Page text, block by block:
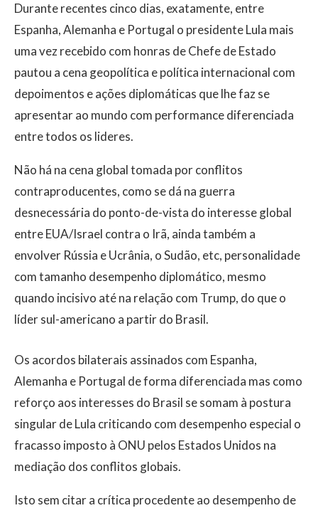
Durante recentes cinco dias, exatamente, entre
Espanha, Alemanha e Portugal o presidente Lula mais
uma vez recebido com honras de Chefe de Estado
pautou a cena geopolítica e política internacional com
depoimentos e ações diplomáticas que lhe faz se
apresentar ao mundo com performance diferenciada
entre todos os lideres.
Não há na cena global tomada por conflitos
contraproducentes, como se dá na guerra
desnecessária do ponto-de-vista do interesse global
entre EUA/Israel contra o Irã, ainda também a
envolver Rússia e Ucrânia, o Sudão, etc, personalidade
com tamanho desempenho diplomático, mesmo
quando incisivo até na relação com Trump, do que o
líder sul-americano a partir do Brasil.
Os acordos bilaterais assinados com Espanha,
Alemanha e Portugal de forma diferenciada mas como
reforço aos interesses do Brasil se somam à postura
singular de Lula criticando com desempenho especial o
fracasso imposto à ONU pelos Estados Unidos na
mediação dos conflitos globais.
Isto sem citar a crítica procedente ao desempenho de